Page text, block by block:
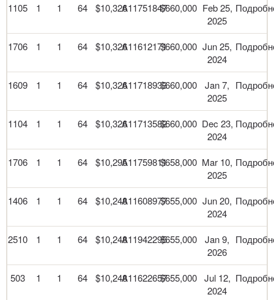
1105 1 1 64 $10,326A11751847$660,000 Feb 25,
2025
1706 1 1 64 $10,326A11612171$660,000 Jun 25,
2024
1609 1 1 64 $10,326A11718933$660,000
Jan 7,
2025
1104 1 1 64 $10,326A11713582$660,000 Dec 23,
2024
1706 1 1 64 $10,295A11759811$658,000 Mar 10,
2025
1406 1 1 64 $10,248A11608977$655,000 Jun 20,
2024
2510 1 1 64 $10,248A11942295$655,000
Jan 9,
2026
503 1 1 64 $10,248A11622657$655,000 Jul 12,
2024